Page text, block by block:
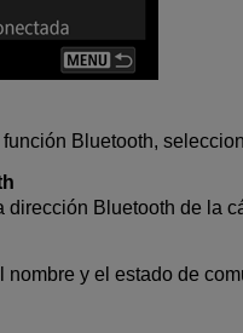
Bluetooth,
dirección Bluetooth de la
nombre y el estado de